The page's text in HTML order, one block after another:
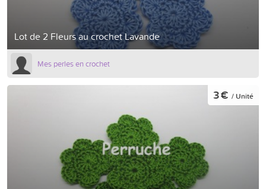
Lot de 2 Fleurs au crochet Lavande
Mes perles en crochet
3 € / Unité